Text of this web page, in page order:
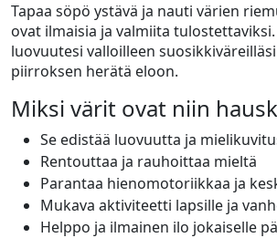
Tapaa söpö ystävä ja nauti värien
ovat ilmaisia ja valmiita tulostettaviksi.
luovuutesi valloilleen
piirroksen herätä eloon.
Miksi värit ovat niin
Se edistää luovuutta ja
Rentouttaa ja rauhoittaa mieltä
Parantaa hienomotoriikkaa ja
Mukava aktiviteetti lapsille ja
Helppo ja ilmainen ilo jokaiselle